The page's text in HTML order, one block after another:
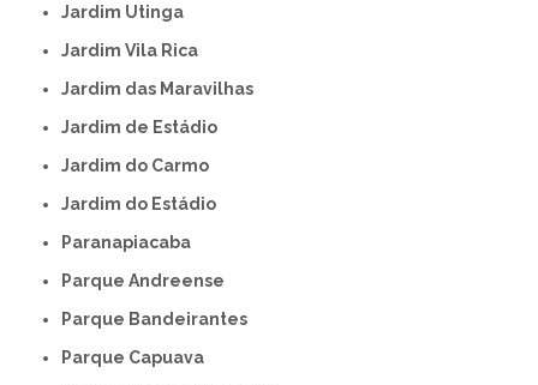
Jardim Utinga
Jardim Vila Rica
Jardim das Maravilhas
Jardim de Estádio
Jardim do Carmo
Jardim do Estádio
Paranapiacaba
Parque Andreense
Parque Bandeirantes
Parque Capuava